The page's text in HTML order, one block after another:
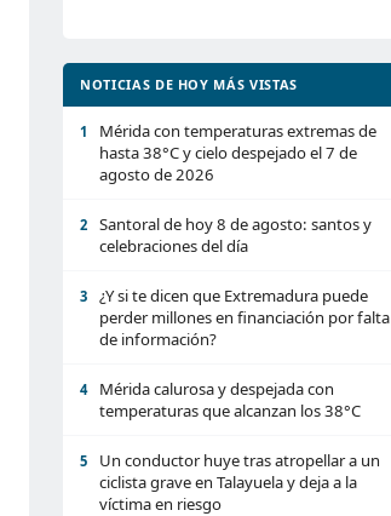
NOTICIAS DE HOY MÁS VISTAS
1
Mérida con temperaturas extremas de
hasta 38°C y cielo despejado el 7 de
agosto de 2026
2
Santoral de hoy 8 de agosto: santos y
celebraciones del día
3
¿Y si te dicen que Extremadura puede
perder millones en financiación por falta
de información?
4
Mérida calurosa y despejada con
temperaturas que alcanzan los 38°C
5
Un conductor huye tras atropellar a un
ciclista grave en Talayuela y deja a la
víctima en riesgo